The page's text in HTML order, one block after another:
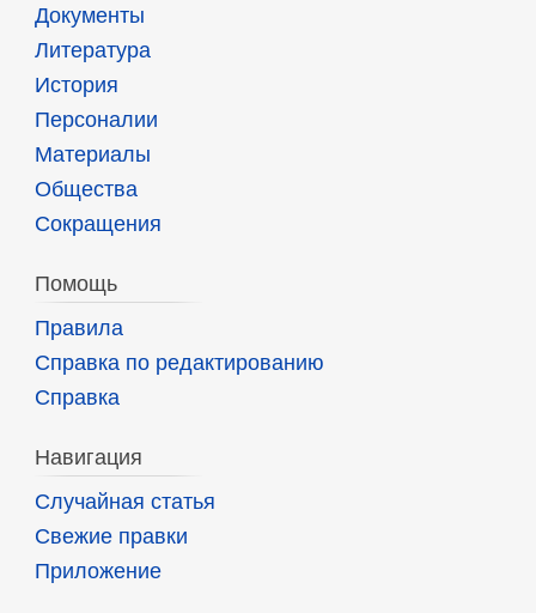
Документы
Литература
История
Персоналии
Материалы
Общества
Сокращения
Помощь
Правила
Справка по редактированию
Справка
Навигация
Случайная статья
Свежие правки
Приложение